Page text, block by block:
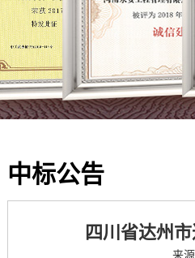
中标公告
四川省达州
来源